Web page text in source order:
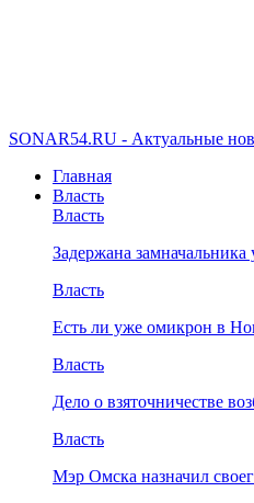
SONAR54.RU - Актуальные
Главная
Власть
Власть
Задержана
Власть
Есть ли уже омикрон в
Власть
Дело о взяточничестве
Власть
Мэр Омска назначил